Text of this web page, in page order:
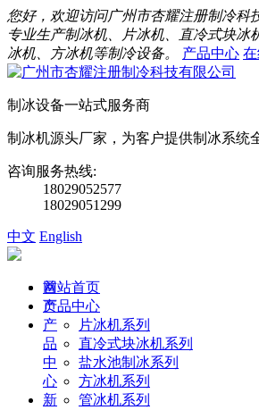
您好，欢迎访问广州市杏耀注册制冷科
专业生产制冰机、片冰机、直冷式块冰
冰机、方冰机等制冷设备。
产品中心
制冰设备一站式服务商
制冰机源头厂家，为客户提供制冰系统
咨询服务热线:
18029052577
18029051299
中文 English
首
页
产
品
中
心
新
网站首页
产品中心
片冰机系列
直冷式块冰机系列
盐水池制冰系列
方冰机系列
管冰机系列